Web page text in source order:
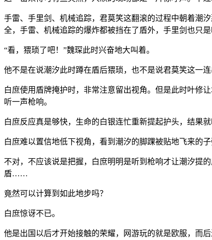
手雷、手里剑、机械追踪，君莫笑这翻滚的过程中朝着潮
全，手雷、机械追踪的爆炸都被挡在了盾外，手里剑也只是
“看，猥琐了吧！”魏琛此时兴奋地大叫着。
他不是在说潮汐此时蹲在盾后猥琐，也不是说君莫笑这一
白庶使用盾牌掩护时，非常注意留出视角。但是此时叶修
听一声枪响。
白庶反应真是够快，生命的白银连忙重新提起护头，结果
白庶难以置信地低下视角，看到潮汐的脚踝被贴地飞来的
不对，不应该说是把握，白庶明明是听到枪响才让潮汐提
盾……
竟然可以计算到如此地步吗？
白庶惊讶不已。
他是出国以后才开始接触的荣耀，网游玩的就是欧服，而